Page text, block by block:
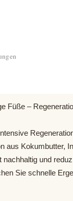
Füße –
aus Kokumbutter,
und
Sie schnelle